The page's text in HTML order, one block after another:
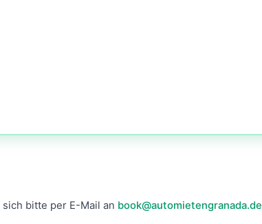
bitte per E-Mail an book@automietengranada.de